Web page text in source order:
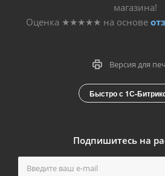
магазина!
Оценка ★★★★★ на основе
Версия для
Быстро с 1С-
Подпишитесь на